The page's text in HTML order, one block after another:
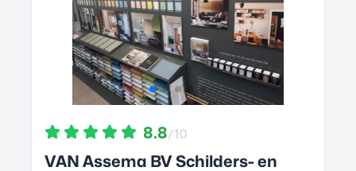
8.8/10
VAN Assema BV Schilders- en